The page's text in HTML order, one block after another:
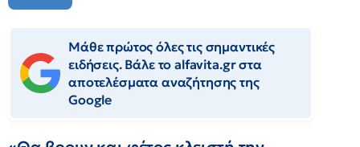
Μάθε πρώτος όλες τις σημαντικές
ειδήσεις. Βάλε το alfavita.gr στα
αποτελέσματα αναζήτησης της
Google